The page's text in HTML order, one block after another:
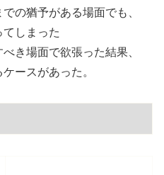
の猶予がある場面でも、
しまった
き場面で欲張った結果、
ースがあった。